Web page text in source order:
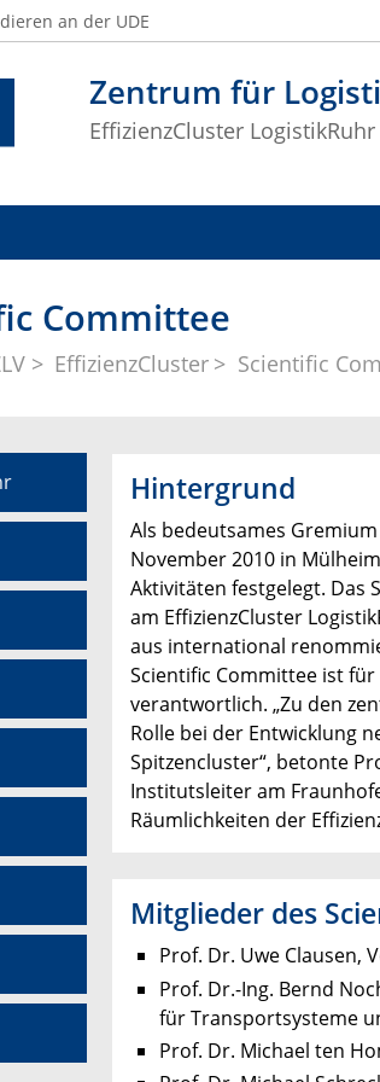
Zentrum für
EffizienzCluster LogistikRuhr
an der UDE
Committee
EffizienzCluster Scientific
Hintergrund
Als bedeutsames
November 2010 in
Aktivitäten festgelegt. Das
am EffizienzCluster
aus international
Scientific Committee ist
verantwortlich. „Zu den
Rolle bei der Entwicklung
Spitzencluster“, betonte
Institutsleiter am
Räumlichkeiten der
Mitglieder des
Prof. Dr. Uwe Clausen,
Prof. Dr.-Ing. Bernd
für Transportsysteme
Prof. Dr. Michael ten